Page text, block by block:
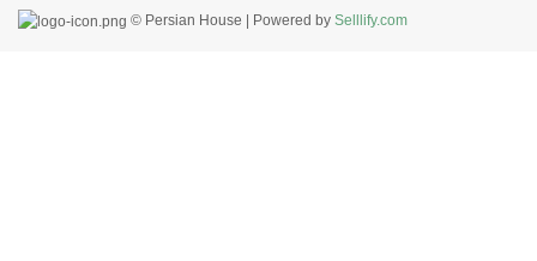
© Persian House | Powered by Selllify.com